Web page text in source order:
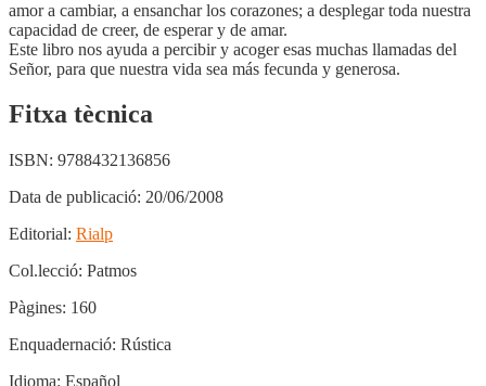
amor a cambiar, a ensanchar los corazones; a desplegar toda nuestra
capacidad de creer, de esperar y de amar.
Este libro nos ayuda a percibir y acoger esas muchas llamadas del
Señor, para que nuestra vida sea más fecunda y generosa.
Fitxa tècnica
ISBN: 9788432136856
Data de publicació: 20/06/2008
Editorial: Rialp
Col.lecció: Patmos
Pàgines: 160
Enquadernació: Rústica
Idioma: Español